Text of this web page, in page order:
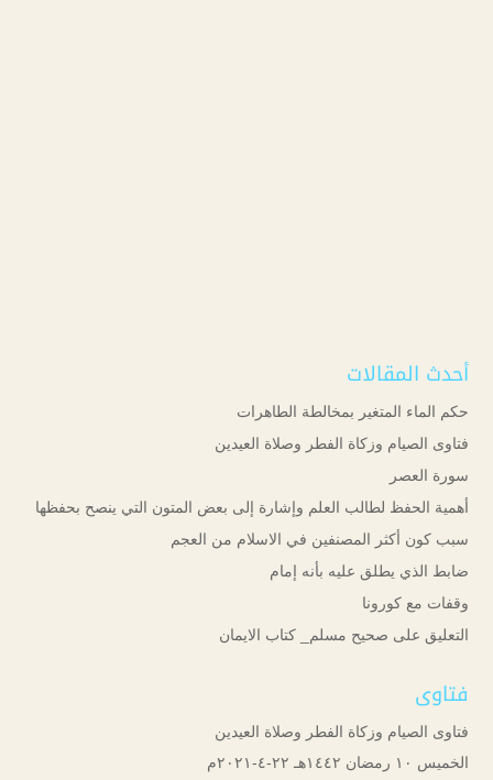
أحدث المقالات
حكم الماء المتغير بمخالطة الطاهرات
فتاوى الصيام وزكاة الفطر وصلاة العيدين
سورة العصر
أهمية الحفظ لطالب العلم وإشارة إلى بعض المتون التي ينصح بحفظها
سبب كون أكثر المصنفين في الاسلام من العجم
ضابط الذي يطلق عليه بأنه إمام
وقفات مع كورونا
التعليق على صحيح مسلم_ كتاب الايمان
فتاوى
فتاوى الصيام وزكاة الفطر وصلاة العيدين
الخميس ۱۰ رمضان ۱٤٤۲هـ ۲۲-٤-۲۰۲۱م